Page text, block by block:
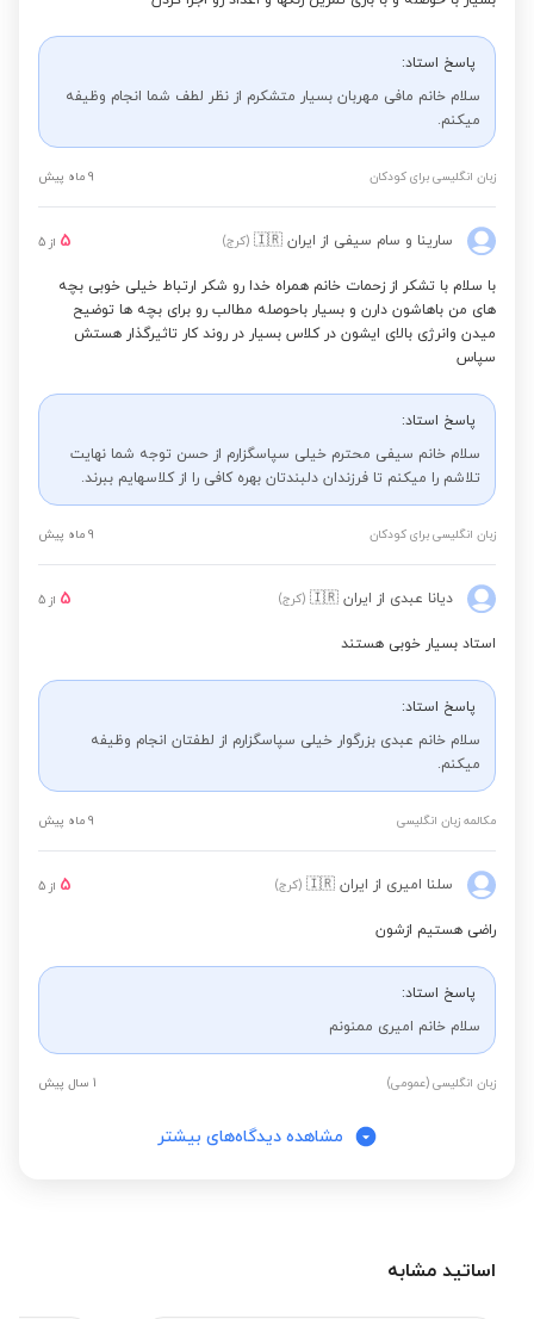
پاسخ استاد:
سلام خانم مافی مهربان بسیار متشکرم از نظر لطف شما انجام وظیفه
میکنم.
زبان انگلیسی برای کودکان 9 ماه پیش
سارینا و سام سیفی از ایران 🇮🇷 (کرج) 5 از 5
با سلام با تشکر از زحمات خانم همراه خدا رو شکر ارتباط خیلی خوبی بچه
های من باهاشون دارن و بسیار باحوصله مطالب رو برای بچه ها توضیح
میدن وانرژی بالای ایشون در کلاس بسیار در روند کار تاثیرگذار هستش
سپاس
پاسخ استاد:
سلام خانم سیفی محترم خیلی سپاسگزارم از حسن توجه شما نهایت
تلاشم را میکنم تا فرزندان دلبندتان بهره کافی را از کلاسهایم ببرند.
زبان انگلیسی برای کودکان 9 ماه پیش
دیانا عبدی از ایران 🇮🇷 (کرج) 5 از 5
استاد بسیار خوبی هستند
پاسخ استاد:
سلام خانم عبدی بزرگوار خیلی سپاسگزارم از لطفتان انجام وظیفه
میکنم.
مکالمه زبان انگلیسی 9 ماه پیش
سلنا امیری از ایران 🇮🇷 (کرج) 5 از 5
راضی هستیم ازشون
پاسخ استاد:
سلام خانم امیری ممنونم
زبان انگلیسی (عمومی) 1 سال پیش
مشاهده دیدگاه‌های بیشتر
اساتید مشابه